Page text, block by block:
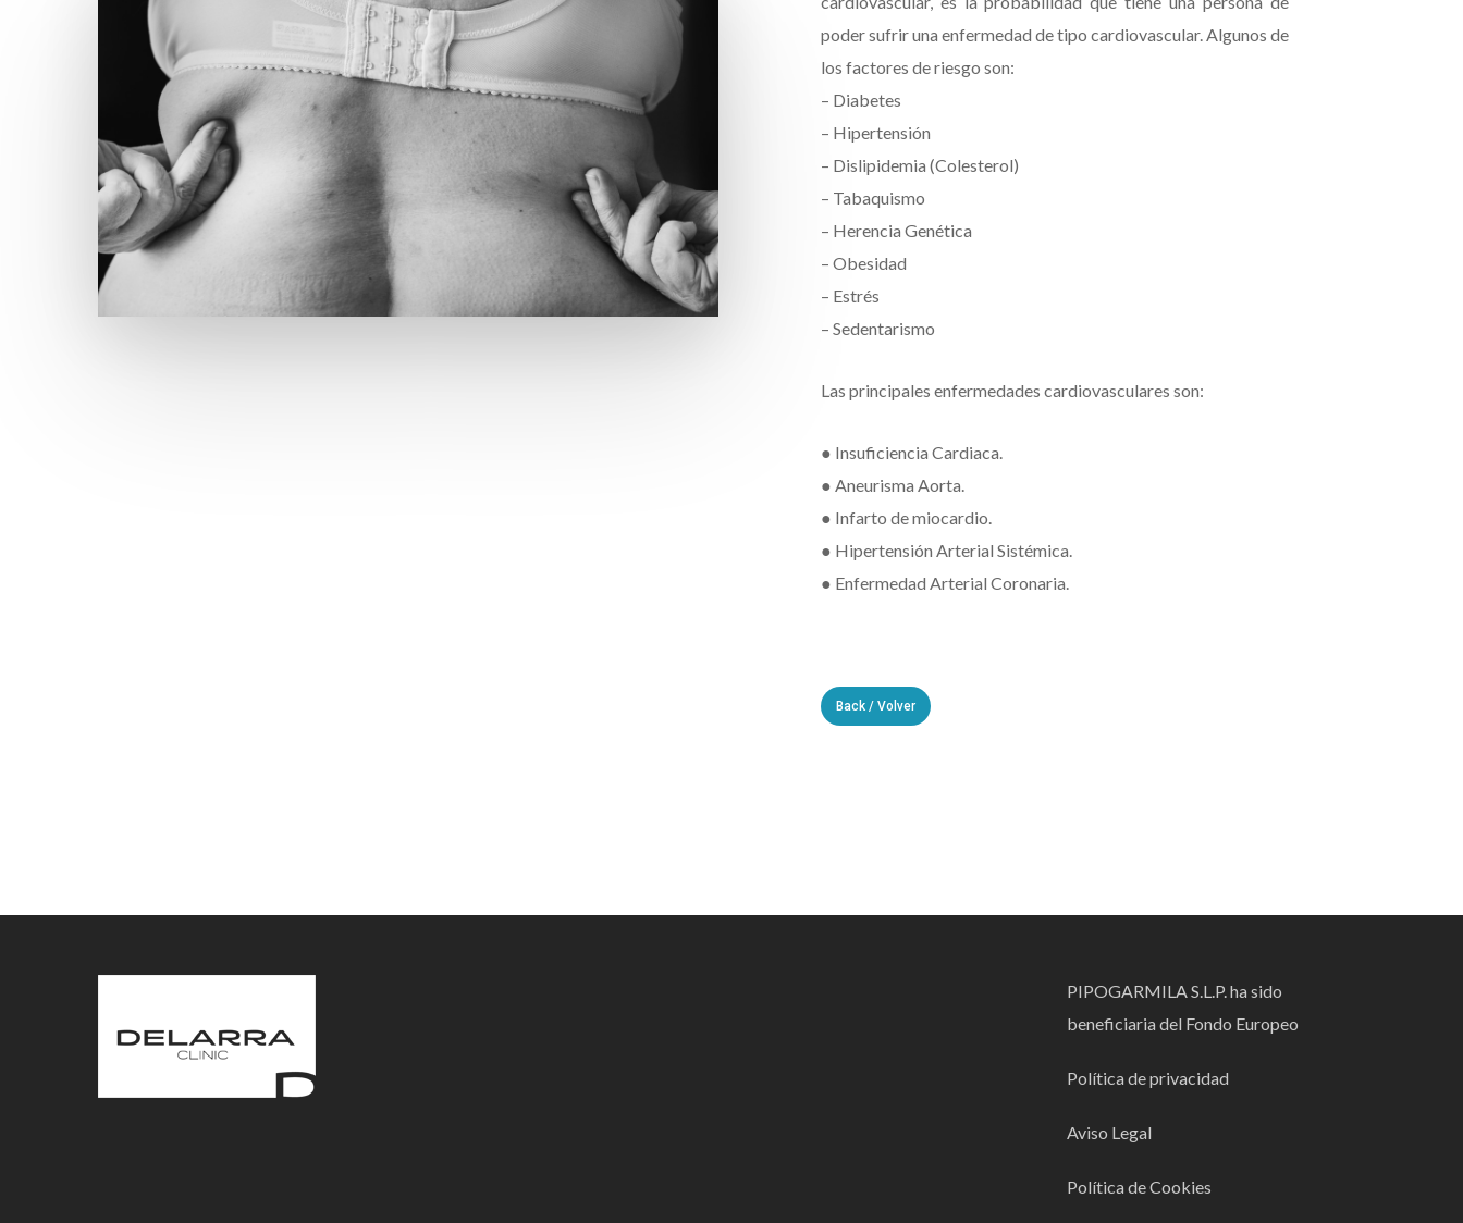
poder sufrir una enfermedad de tipo cardiovascular. Algunos de
los factores de riesgo son:
– Diabetes
– Hipertensión
– Dislipidemia (Colesterol)
– Tabaquismo
– Herencia Genética
– Obesidad
– Estrés
– Sedentarismo
Las principales enfermedades cardiovasculares son:
● Insuficiencia Cardiaca.
● Aneurisma Aorta.
● Infarto de miocardio.
● Hipertensión Arterial Sistémica.
● Enfermedad Arterial Coronaria.
Back / Volver
PIPOGARMILA S.L.P. ha sido
beneficiaria del Fondo Europeo
Política de privacidad
Aviso Legal
Política de Cookies